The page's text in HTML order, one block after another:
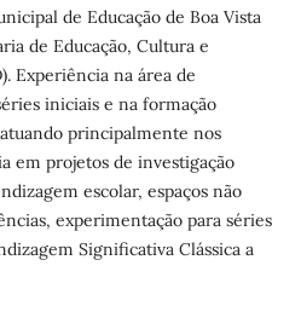
de Educação de Boa Vista
de Educação, Cultura e
Experiência na área de
iniciais e na formação
principalmente nos
em projetos de investigação
escolar, espaços não
experimentação para séries
Significativa Clássica a